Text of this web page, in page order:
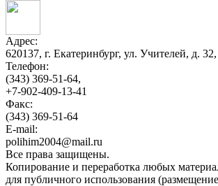
Адрес:
620137, г. Екатеринбург, ул. Учителей, д.
Телефон:
(343) 369-51-64,
+7-902-409-13-41
Факс:
(343) 369-51-64
E-mail:
polihim2004@mail.ru
Все права защищены.
Копирование и переработка любых
для публичного использования